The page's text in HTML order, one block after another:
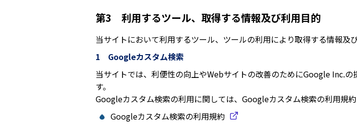
第3 利用するツール、取得する情報及び利用目的
当サイトにおいて利用するツール、ツールの利用により取得する情報及
1 Googleカスタム検索
当サイトでは、利便性の向上やWebサイトの改善のためにGoogle Inc.
す。
Googleカスタム検索の利用に関しては、Googleカスタム検索の利用規約
Googleカスタム検索の利用規約